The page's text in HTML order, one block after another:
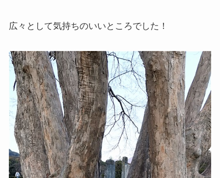
広々として気持ちのいいところでした！